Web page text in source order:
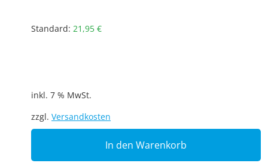
Standard: 21,95 €
inkl. 7 % MwSt.
zzgl. Versandkosten
In den Warenkorb